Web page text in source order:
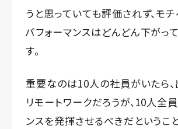
うと思っていても評価されず、モ
パフォーマンスはどんどん下がっ
す。
重要なのは10人の社員がいたら
リモートワークだろうが、10人全
ンスを発揮させるべきだというこ